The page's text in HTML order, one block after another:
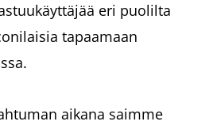
eri puolilta
tapaamaan
aikana saimme